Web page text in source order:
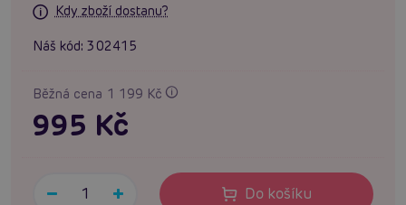
Kdy zboží dostanu?
Náš kód: 302415
Běžná cena 1 199 Kč
995 Kč
Do košíku